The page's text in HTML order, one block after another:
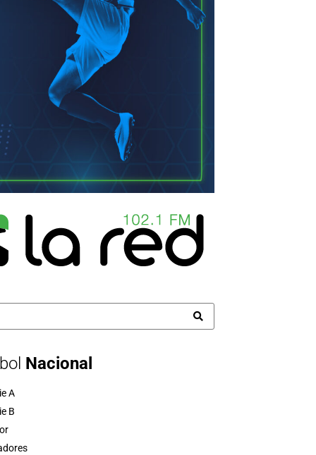
Nacional
A
B